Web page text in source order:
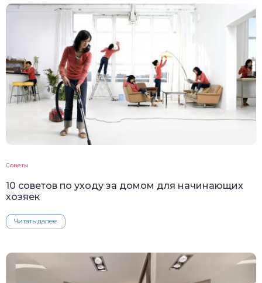
Советы
10 советов по уходу за домом для начинающих
хозяек
Читать далее